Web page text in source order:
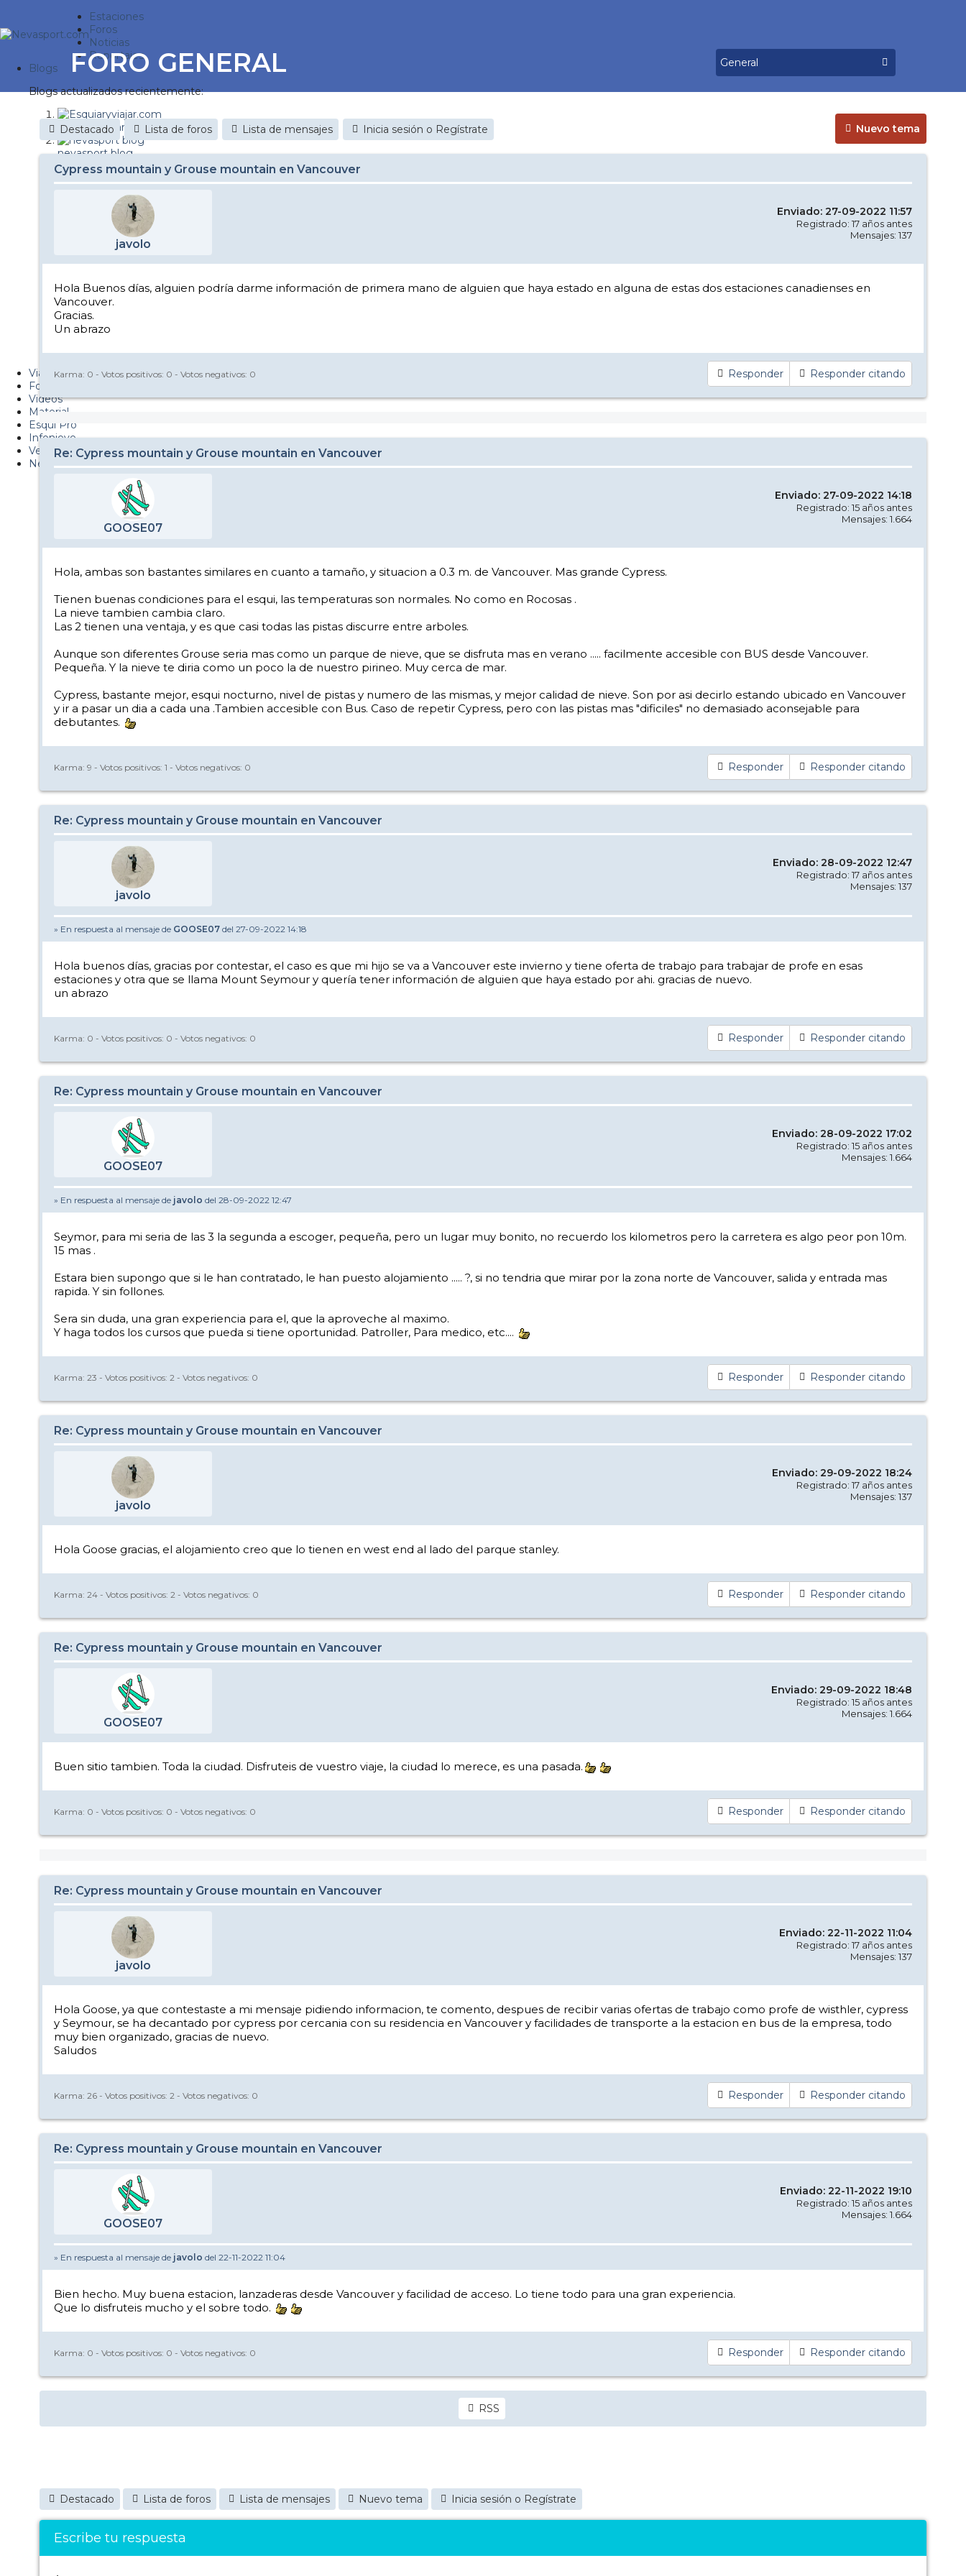
Estaciones
Foros
Noticias
Reportajes
Blogs
Blogs actualizados recientemente:
Esquiaryviajar.com
nevasport blog
Discovery Snow
It's a powder da
Nevasport Chile
Revista NIX
Metiendo Cantos
Viajes
Fotos
Videos
Material
Esquí Pro
Infonieve
Verano
Nevalog
FORO GENERAL
Nuevo tema
Destacado Lista de foros Lista de mensajes Inicia sesión o Regístrate
Cypress mountain y Grouse mountain en Vancouver
javolo
Enviado: 27-09-2022 11:57
Registrado: 17 años antes
Mensajes: 137
Hola Buenos días, alguien podría darme información de primera mano de alguien que haya estado en alguna de estas dos estaciones canadienses en
Vancouver.
Gracias.
Un abrazo
Responder Responder citando
Karma: 0 - Votos positivos: 0 - Votos negativos: 0
Re: Cypress mountain y Grouse mountain en Vancouver
GOOSE07
Enviado: 27-09-2022 14:18
Registrado: 15 años antes
Mensajes: 1.664
Hola, ambas son bastantes similares en cuanto a tamaño, y situacion a 0.3 m. de Vancouver. Mas grande Cypress.
Tienen buenas condiciones para el esqui, las temperaturas son normales. No como en Rocosas .
La nieve tambien cambia claro.
Las 2 tienen una ventaja, y es que casi todas las pistas discurre entre arboles.
Aunque son diferentes Grouse seria mas como un parque de nieve, que se disfruta mas en verano ..... facilmente accesible con BUS desde Vancouver.
Pequeña. Y la nieve te diria como un poco la de nuestro pirineo. Muy cerca de mar.
Cypress, bastante mejor, esqui nocturno, nivel de pistas y numero de las mismas, y mejor calidad de nieve. Son por asi decirlo estando ubicado en Vancouver
y ir a pasar un dia a cada una .Tambien accesible con Bus. Caso de repetir Cypress, pero con las pistas mas "dificiles" no demasiado aconsejable para
debutantes.
Responder Responder citando
Karma: 9 - Votos positivos: 1 - Votos negativos: 0
Re: Cypress mountain y Grouse mountain en Vancouver
javolo
Enviado: 28-09-2022 12:47
Registrado: 17 años antes
Mensajes: 137
» En respuesta al mensaje de GOOSE07 del 27-09-2022 14:18
Hola buenos días, gracias por contestar, el caso es que mi hijo se va a Vancouver este invierno y tiene oferta de trabajo para trabajar de profe en esas
estaciones y otra que se llama Mount Seymour y quería tener información de alguien que haya estado por ahi. gracias de nuevo.
un abrazo
Responder Responder citando
Karma: 0 - Votos positivos: 0 - Votos negativos: 0
Re: Cypress mountain y Grouse mountain en Vancouver
GOOSE07
Enviado: 28-09-2022 17:02
Registrado: 15 años antes
Mensajes: 1.664
» En respuesta al mensaje de javolo del 28-09-2022 12:47
Seymor, para mi seria de las 3 la segunda a escoger, pequeña, pero un lugar muy bonito, no recuerdo los kilometros pero la carretera es algo peor pon 10m.
15 mas .
Estara bien supongo que si le han contratado, le han puesto alojamiento ..... ?, si no tendria que mirar por la zona norte de Vancouver, salida y entrada mas
rapida. Y sin follones.
Sera sin duda, una gran experiencia para el, que la aproveche al maximo.
Y haga todos los cursos que pueda si tiene oportunidad. Patroller, Para medico, etc....
Responder Responder citando
Karma: 23 - Votos positivos: 2 - Votos negativos: 0
Re: Cypress mountain y Grouse mountain en Vancouver
javolo
Enviado: 29-09-2022 18:24
Registrado: 17 años antes
Mensajes: 137
Hola Goose gracias, el alojamiento creo que lo tienen en west end al lado del parque stanley.
Responder Responder citando
Karma: 24 - Votos positivos: 2 - Votos negativos: 0
Re: Cypress mountain y Grouse mountain en Vancouver
GOOSE07
Enviado: 29-09-2022 18:48
Registrado: 15 años antes
Mensajes: 1.664
Buen sitio tambien. Toda la ciudad. Disfruteis de vuestro viaje, la ciudad lo merece, es una pasada.
Responder Responder citando
Karma: 0 - Votos positivos: 0 - Votos negativos: 0
Re: Cypress mountain y Grouse mountain en Vancouver
javolo
Enviado: 22-11-2022 11:04
Registrado: 17 años antes
Mensajes: 137
Hola Goose, ya que contestaste a mi mensaje pidiendo informacion, te comento, despues de recibir varias ofertas de trabajo como profe de wisthler, cypress
y Seymour, se ha decantado por cypress por cercania con su residencia en Vancouver y facilidades de transporte a la estacion en bus de la empresa, todo
muy bien organizado, gracias de nuevo.
Saludos
Responder Responder citando
Karma: 26 - Votos positivos: 2 - Votos negativos: 0
Re: Cypress mountain y Grouse mountain en Vancouver
GOOSE07
Enviado: 22-11-2022 19:10
Registrado: 15 años antes
Mensajes: 1.664
» En respuesta al mensaje de javolo del 22-11-2022 11:04
Bien hecho. Muy buena estacion, lanzaderas desde Vancouver y facilidad de acceso. Lo tiene todo para una gran experiencia.
Que lo disfruteis mucho y el sobre todo.
Responder Responder citando
Karma: 0 - Votos positivos: 0 - Votos negativos: 0
RSS
Destacado Lista de foros Lista de mensajes Nuevo tema Inicia sesión o Regístrate
Escribe tu respuesta